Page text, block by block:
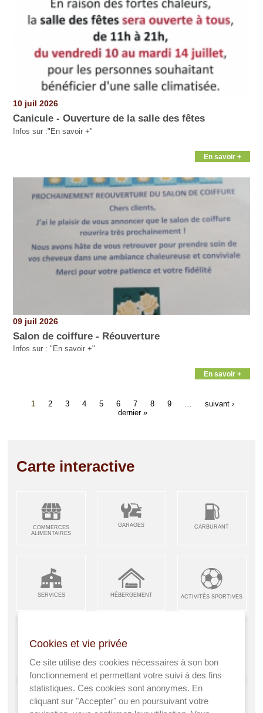
10 juil 2026
Canicule - Ouverture de la salle des fêtes
Infos sur :"En savoir +"
En savoir +
09 juil 2026
Salon de coiffure - Réouverture
Infos sur : "En savoir +"
En savoir +
1 2 3 4 5 6 7 8 9
suivant ›
dernier »
Carte interactive
COMMERCES
ALIMENTAIRES
GARAGES CARBURANT
SERVICES HÉBERGEMENT ACTIVITÉS SPORTIVES
ARTISANS &
INDUSTRIES
RESTAURANTS CAFÉS ENFANCE JEUNESSE
Cookies et vie privée
Ce site utilise des cookies nécessaires à son bon
fonctionnement et permettant votre suivi à des fins
statistiques. Ces cookies sont anonymes. En
cliquant sur "Accepter" ou en poursuivant votre